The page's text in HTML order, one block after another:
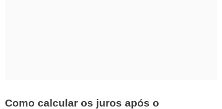
Como calcular os juros após o